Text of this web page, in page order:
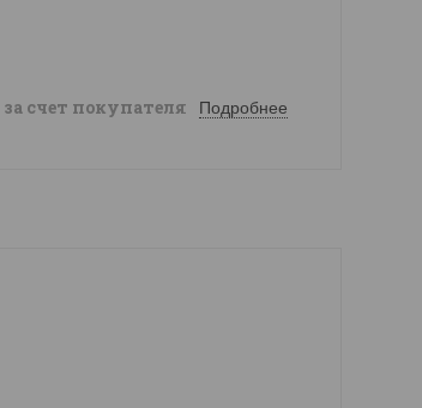
за счет покупателя Подробнее